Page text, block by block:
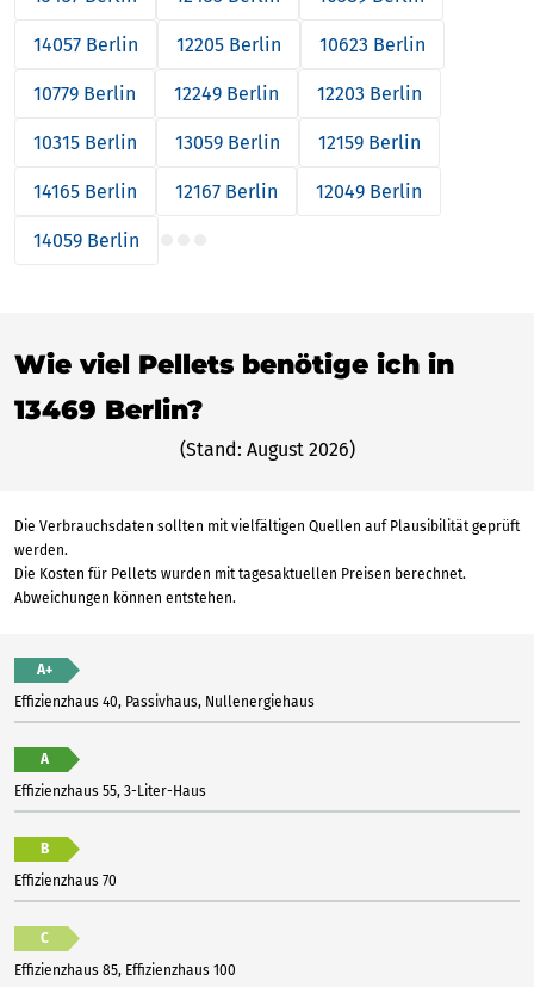
14057 Berlin 12205 Berlin 10623 Berlin
10779 Berlin 12249 Berlin 12203 Berlin
10315 Berlin 13059 Berlin 12159 Berlin
14165 Berlin 12167 Berlin 12049 Berlin
14059 Berlin
Wie viel Pellets benötige ich in
13469 Berlin?
(Stand: August 2026)
Die Verbrauchsdaten sollten mit vielfältigen Quellen auf Plausibilität geprüft
werden.
Die Kosten für Pellets wurden mit tagesaktuellen Preisen berechnet.
Abweichungen können entstehen.
A+
Effizienzhaus 40, Passivhaus, Nullenergiehaus
A
Effizienzhaus 55, 3-Liter-Haus
B
Effizienzhaus 70
C
Effizienzhaus 85, Effizienzhaus 100